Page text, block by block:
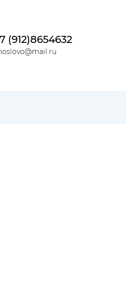
(912)8654632